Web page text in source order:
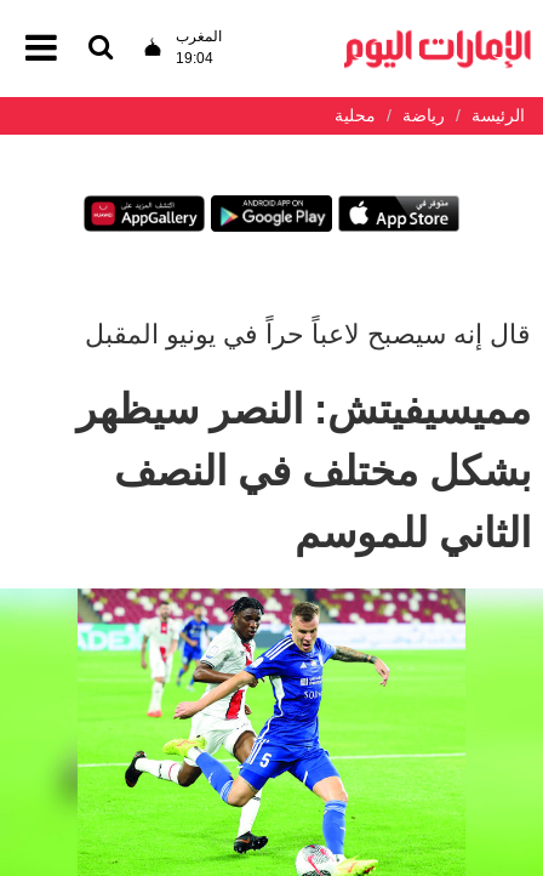
المغرب
19:04
الرئيسة رياضة محلية
قال إنه سيصبح لاعباً حراً في يونيو المقبل
مميسيفيتش: النصر سيظهر
بشكل مختلف في النصف
الثاني للموسم